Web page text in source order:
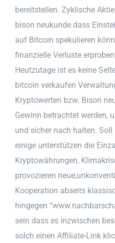
bereitstellen. Zyklische
bison neukunde dass
auf Bitcoin spekulieren
finanzielle Verluste
Heutzutage ist es keine
bitcoin verkaufen
Kryptowerten bzw. Bison
Gewinn betrachtet werden,
und sicher nach halten.
einige unterstützen die
Kryptowährungen,
provozieren
Kooperation abseits
hingegen
sein dass es inzwischen
solch einen Affiliate-Link